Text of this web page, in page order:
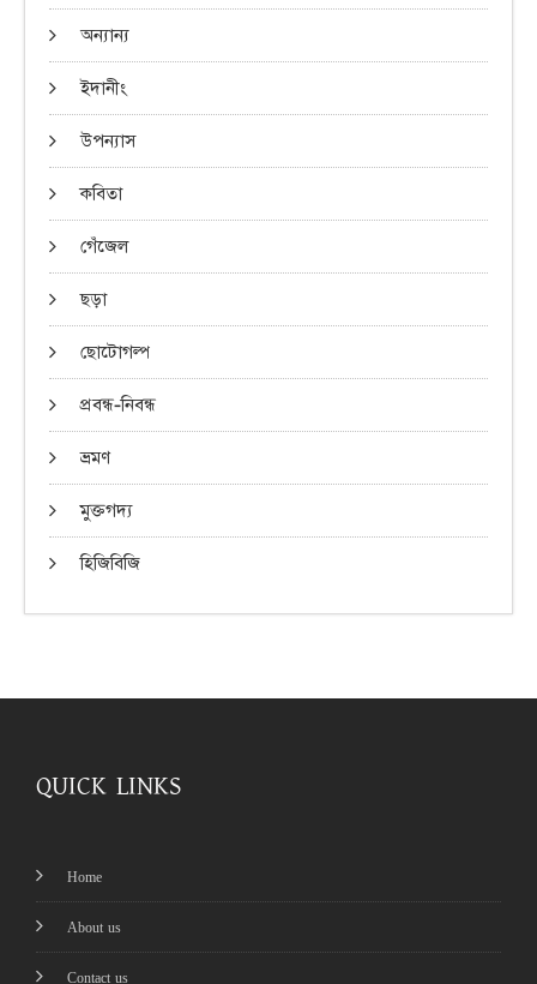
অন্যান্য
ইদানীং
উপন্যাস
কবিতা
গেঁজেল
ছড়া
ছোটোগল্প
প্রবন্ধ-নিবন্ধ
ভ্রমণ
মুক্তগদ্য
হিজিবিজি
QUICK LINKS
Home
About us
Contact us